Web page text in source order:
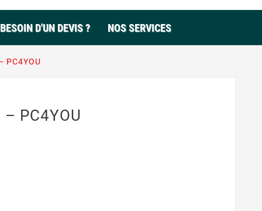
BESOIN D'UN DEVIS ? NOS SERVICES
PC4YOU
PC4YOU